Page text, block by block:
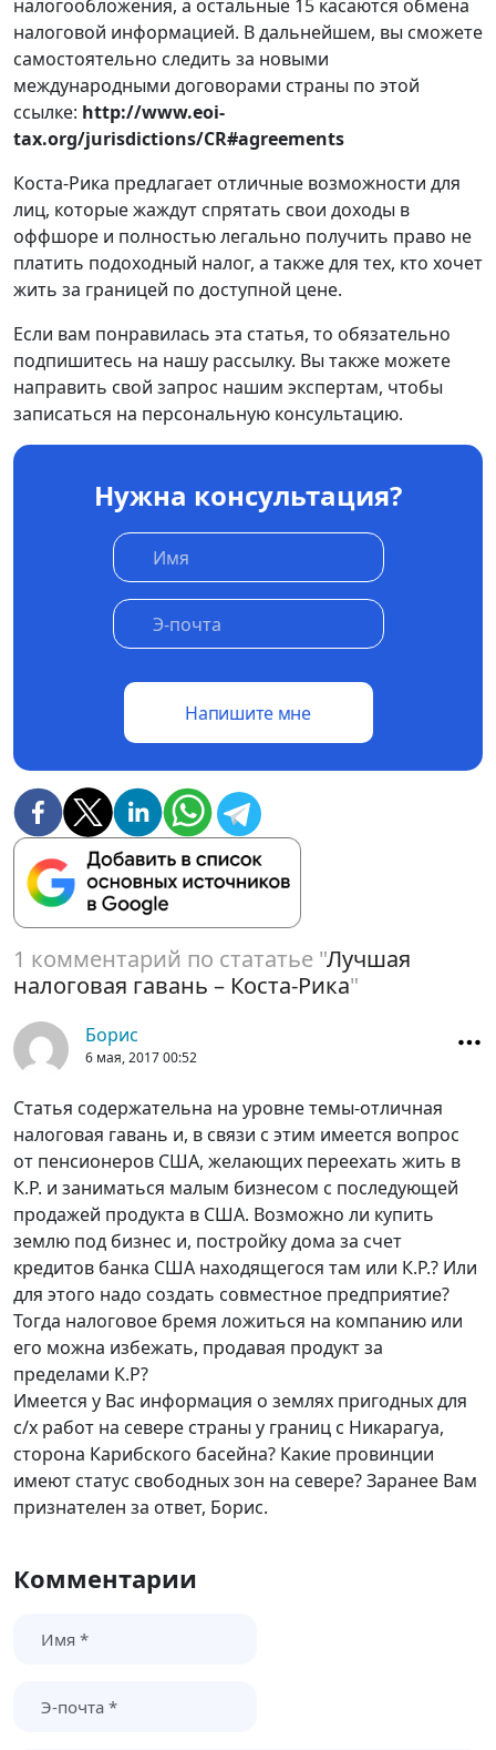
налогообложения, а остальные 15 касаются обмена
налоговой информацией. В дальнейшем, вы сможете
самостоятельно следить за новыми
международными договорами страны по этой
ссылке: http://www.eoi-
tax.org/jurisdictions/CR#agreements
Коста-Рика предлагает отличные возможности для
лиц, которые жаждут спрятать свои доходы в
оффшоре и полностью легально получить право не
платить подоходный налог, а также для тех, кто хочет
жить за границей по доступной цене.
Если вам понравилась эта статья, то обязательно
подпишитесь на нашу рассылку. Вы также можете
направить свой запрос нашим экспертам, чтобы
записаться на персональную консультацию.
Нужна консультация?
Напишите мне
1 комментарий по стататье "Лучшая
налоговая гавань – Коста-Рика"
Борис
6 мая, 201700:52
Статья содержательна на уровне темы-отличная
налоговая гавань и, в связи с этим имеется вопрос
от пенсионеров США, желающих переехать жить в
К.Р. и заниматься малым бизнесом с последующей
продажей продукта в США. Возможно ли купить
землю под бизнес и, постройку дома за счет
кредитов банка США находящегося там или К.Р.? Или
для этого надо создать совместное предприятие?
Тогда налоговое бремя ложиться на компанию или
его можна избежать, продавая продукт за
пределами К.Р?
Имеется у Вас информация о землях пригодных для
с/х работ на севере страны у границ с Никарагуа,
сторона Карибского басейна? Какие провинции
имеют статус свободных зон на севере? Заранее Вам
признателен за ответ, Борис.
Комментарии